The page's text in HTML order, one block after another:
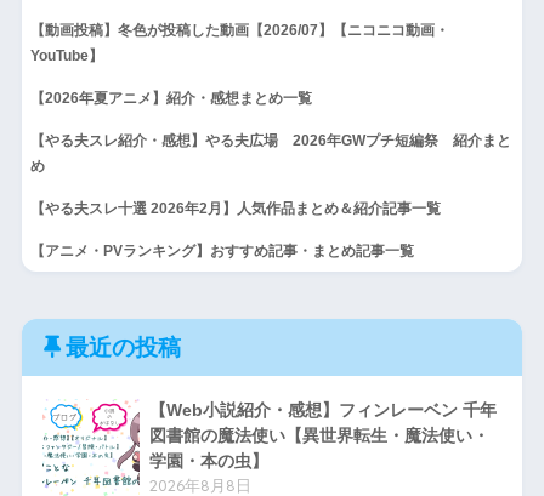
【動画投稿】冬色が投稿した動画【2026/07】【ニコニコ動画・
YouTube】
【2026年夏アニメ】紹介・感想まとめ一覧
【やる夫スレ紹介・感想】やる夫広場 2026年GWプチ短編祭 紹介まと
め
【やる夫スレ十選 2026年2月】人気作品まとめ＆紹介記事一覧
【アニメ・PVランキング】おすすめ記事・まとめ記事一覧
最近の投稿
【Web小説紹介・感想】フィンレーベン 千年
図書館の魔法使い【異世界転生・魔法使い・
学園・本の虫】
2026年8月8日